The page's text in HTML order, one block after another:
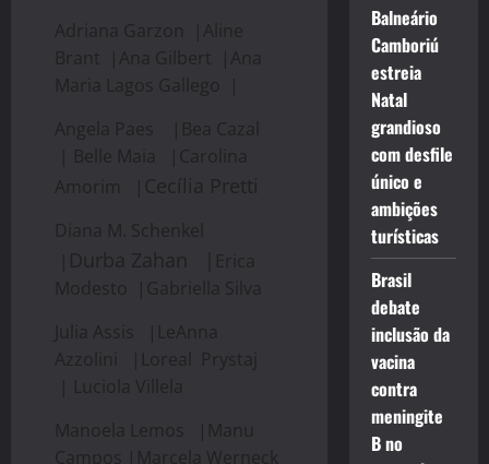
Adriana Garzon |Aline
Brant |Ana Gilbert |Ana
Maria Lagos Gallego |
Angela Paes |Bea Cazal
| Belle Maia |Carolina
Amorim | Cecília Pretti
Diana M. Schenkel
| Durba Zahan |
Erica
Modesto |Gabriella Silva
Julia Assis |LeAnna
Azzolini |Loreal Prystaj
| Luciola Villela
Manoela Lemos |Manu
Campos |Marcela Werneck
Balneário
Camboriú
estreia
Natal
grandioso
com desfile
único e
ambições
turísticas
Brasil
debate
inclusão da
vacina
contra
meningite
B no